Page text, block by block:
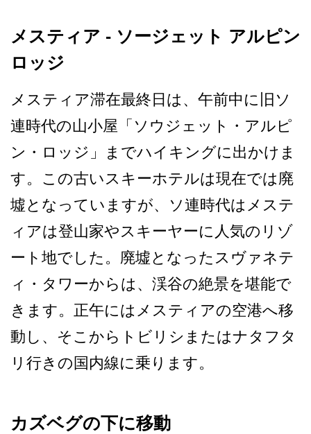
メスティア - ソージェット アルピン
ロッジ
メスティア滞在最終日は、午­前中に旧ソ
連時代の山小屋「ソウジェット・アルピ
ン­・ロッジ」までハイキングに出かけま
す。この古いス­キーホテルは現在では廃
墟となっていますが、ソ連時­代はメステ
ィアは登山家やスキーヤーに人気のリゾ
ー­ト地でした。廃墟となったスヴァネテ
ィ・タワーから­は、渓谷の絶景を堪能で
きます。正午にはメスティア­の空港へ移
動し、そこからトビリシまたはナタフタ
リ­行きの国内線に乗ります。
カズベグの下に移動